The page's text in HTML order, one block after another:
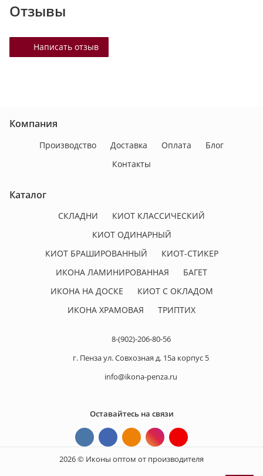
Отзывы
Написать отзыв
Компания
Производство Доставка Оплата
Блог
Контакты
Каталог
СКЛАДНИ
КИОТ КЛАССИЧЕСКИЙ
КИОТ ОДИНАРНЫЙ
КИОТ БРАШИРОВАННЫЙ
КИОТ-СТИКЕР
ИКОНА ЛАМИНИРОВАННАЯ
БАГЕТ
ИКОНА НА ДОСКЕ
КИОТ С ОКЛАДОМ
ИКОНА ХРАМОВАЯ
ТРИПТИХ
8-(902)-206-80-56
г. Пенза ул. Совхозная д. 15а корпус 5
info@ikona-penza.ru
Оставайтесь на связи
2026 © Иконы оптом от производителя